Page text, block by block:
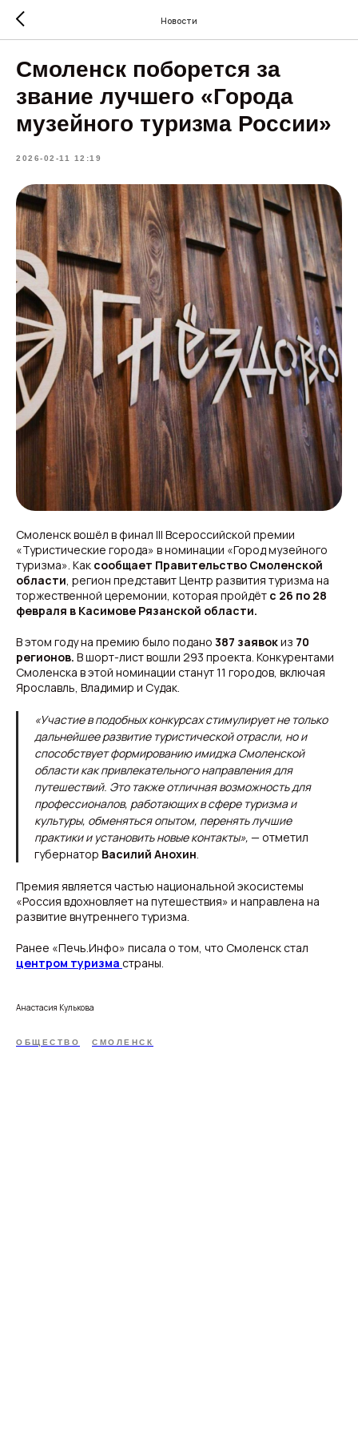
Новости
Смоленск поборется за
звание лучшего «Города
музейного туризма России»
2026-02-11 12:19
Смоленск вошёл в финал III Всероссийской премии
«Туристические города» в номинации «Город музейного
туризма». Как сообщает Правительство Смоленской
области, регион представит Центр развития туризма на
торжественной церемонии, которая пройдёт с 26 по 28
февраля в Касимове Рязанской области.
В этом году на премию было подано 387 заявокиз 70
регионов. В шорт-лист вошли 293 проекта. Конкурентами
Смоленска в этой номинации станут 11 городов, включая
Ярославль, Владимир и Судак.
«Участие в подобных конкурсах стимулирует не только
дальнейшее развитие туристической отрасли, но и
способствует формированию имиджа Смоленской
области как привлекательного направления для
путешествий. Это также отличная возможность для
профессионалов, работающих в сфере туризма и
культуры, обменяться опытом, перенять лучшие
практики и установить новые контакты», — отметил
губернатор Василий Анохин.
Премия является частью национальной экосистемы
«Россия вдохновляет на путешествия» и направлена на
развитие внутреннего туризма.
Ранее «Печь.Инфо» писала о том, что Смоленск стал
центром туризма страны.
Анастасия Кулькова
ОБЩЕСТВО СМОЛЕНСК